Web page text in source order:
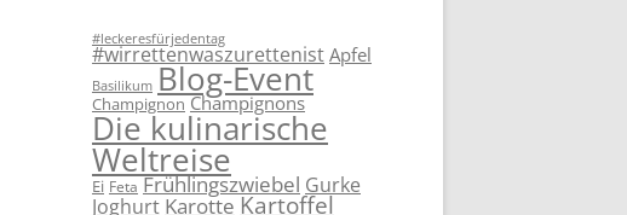
#leckeresfürjedentag
#wirrettenwaszurettenist Apfel
Basilikum Blog-Event
Champignon Champignons
Die kulinarische
Weltreise
Ei Feta Frühlingszwiebel Gurke
Joghurt Karotte Kartoffel